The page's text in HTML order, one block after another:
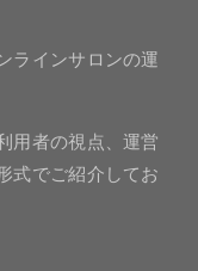
ラインサロンの運
用者の視点、運営
式でご紹介してお